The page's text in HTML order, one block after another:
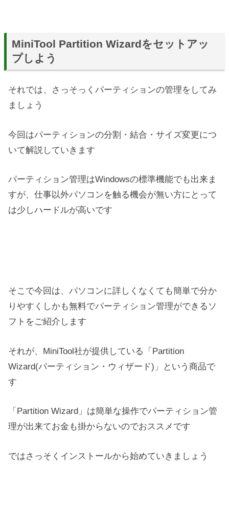
MiniTool Partition Wizardをセットアッ
プしよう
それでは、さっそっくパーティションの管理をしてみ
ましょう
今回はパーティションの分割・結合・サイズ変更につ
いて解説していきます
パーティション管理はWindowsの標準機能でも出来ま
すが、仕事以外パソコンを触る機会が無い方にとって
は少しハードルが高いです
そこで今回は、パソコンに詳しくなくても簡単で分か
りやすくしかも無料でパーティション管理ができるソ
フトをご紹介します
それが、MiniTool社が提供している「Partition
Wizard(パーティション・ウィザード)」という商品で
す
「Partition Wizard」は簡単な操作でパーティション管
理が出来てお金も掛からないのでおススメです
ではさっそくインストールから始めていきましょう